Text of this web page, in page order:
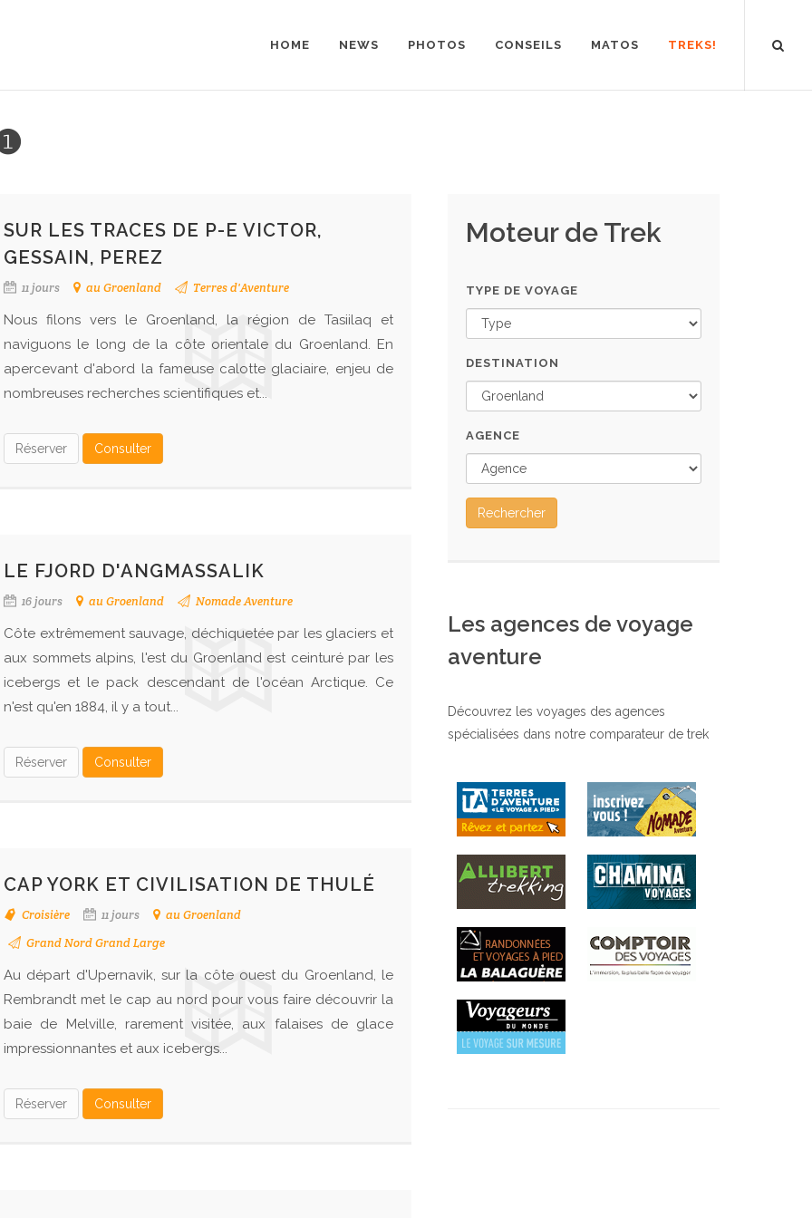
HOME NEWS PHOTOS CONSEILS MATOS TREKS!
SUR LES TRACES DE P-E VICTOR,
GESSAIN, PEREZ
11 jours au Groenland Terres d'Aventure
Nous filons vers le Groenland, la région de Tasiilaq et
naviguons le long de la côte orientale du Groenland. En
apercevant d'abord la fameuse calotte glaciaire, enjeu de
nombreuses recherches scientifiques et...
Réserver Consulter
LE FJORD D'ANGMASSALIK
16 jours au Groenland Nomade Aventure
Côte extrêmement sauvage, déchiquetée par les glaciers et
aux sommets alpins, l'est du Groenland est ceinturé par les
icebergs et le pack descendant de l'océan Arctique. Ce
n'est qu'en 1884, il y a tout...
Réserver Consulter
CAP YORK ET CIVILISATION DE THULÉ
Croisière 11 jours
au Groenland
Grand Nord Grand Large
Au départ d'Upernavik, sur la côte ouest du Groenland, le
Rembrandt met le cap au nord pour vous faire découvrir la
baie de Melville, rarement visitée, aux falaises de glace
impressionnantes et aux icebergs...
Réserver Consulter
Moteur de Trek
TYPE DE VOYAGE
DESTINATION
AGENCE
Rechercher
Les agences de voyage
aventure
Découvrez les voyages des agences
spécialisées dans notre comparateur de trek